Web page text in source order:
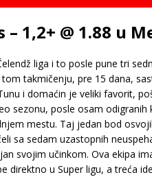
– 1,2+ @ 1.88 u
liga i to posle pune tri
takmičenju, pre 15 dana,
i domaćin je veliki favorit,
sezonu, posle osam
mestu. Taj jedan bod
sa sedam uzastopnih
svojim učinkom. Ova ekipa
direktno u Super ligu, a treća